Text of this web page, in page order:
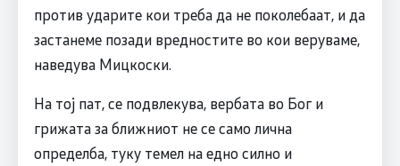
против ударите кои треба да не поколебаат, и да
застанеме позади вредностите во кои веруваме,
наведува Мицкоски.
На тој пат, се подвлекува, вербата во Бог и
грижата за ближниот не се само лична
определба, туку темел на едно силно и